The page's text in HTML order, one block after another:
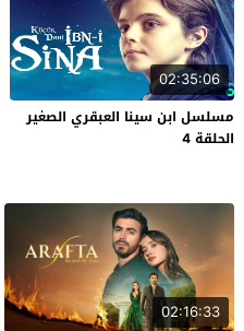
02:35:06
مسلسل ابن سينا العبقري الصغير
الحلقة 4
02:16:33